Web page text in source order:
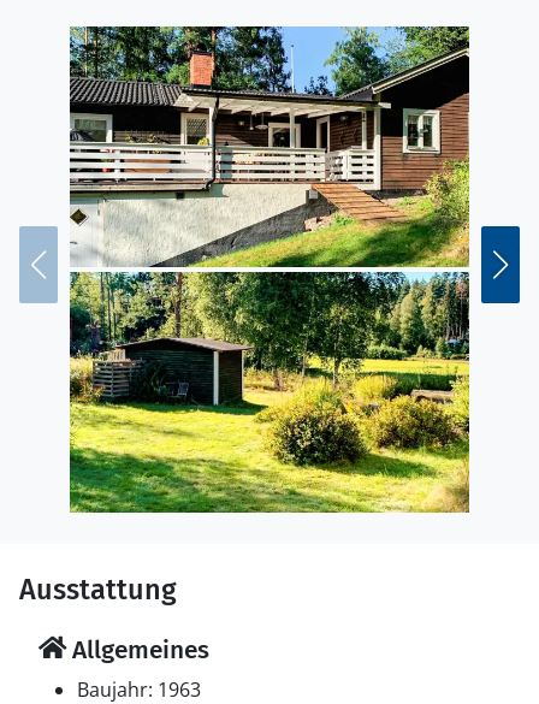
Ausstattung
Allgemeines
Baujahr: 1963